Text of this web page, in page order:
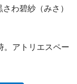
わ碧紗（みさ）
アトリエスペー